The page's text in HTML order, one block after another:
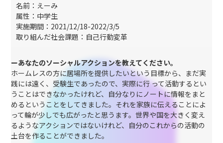
名前：えーみ
属性：中学生
実施期間：2021/12/18-2022/3/5
取り組んだ社会課題：自己行動変革
ーあなたのソーシャルアクションを教えてください。
ホームレスの方に居場所を提供したいという目標から、まだ実
践には遠く、受験生であったので、実際に行 って活動するとい
うことはできなかったけれど、自分なりにノートに情報をまと
めるということをしてきました。それを家族に伝えることによ
って輪が少しでも広がったと思うます。世界や国を大きく変え
るようなアクションではないけれど、自分のこれからの活動の
土台を作ることができました。